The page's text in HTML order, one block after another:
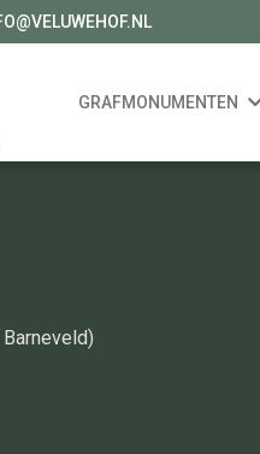
GRAFMONUMENTEN